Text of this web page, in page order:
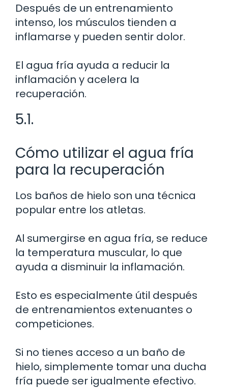
Después de un entrenamiento
intenso, los músculos tienden a
inflamarse y pueden sentir dolor.
El agua fría ayuda a reducir la
inflamación y acelera la
recuperación.
5.1.
Cómo utilizar el agua fría
para la recuperación
Los baños de hielo son una técnica
popular entre los atletas.
Al sumergirse en agua fría, se reduce
la temperatura muscular, lo que
ayuda a disminuir la inflamación.
Esto es especialmente útil después
de entrenamientos extenuantes o
competiciones.
Si no tienes acceso a un baño de
hielo, simplemente tomar una ducha
fría puede ser igualmente efectivo.